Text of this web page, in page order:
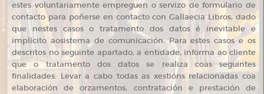
estes voluntariamente empreguen o servizo de formulario de
contacto para poñerse en contacto con Gallaecia Libros, dado
que nestes casos o tratamento dos datos é inevitable e
implícito aosistema de comunicación. Para estes casos e os
descritos no seguinte apartado, a entidade, informa ao cliente
que o tratamento dos datos se realiza coas seguintes
finalidades: Levar a cabo todas as xestións relacionadas coa
elaboración de orzamentos, contratación e prestación de